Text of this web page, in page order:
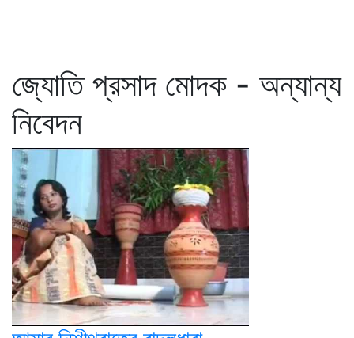
জ্যোতি প্রসাদ মোদক - অন্যান্য
নিবেদন